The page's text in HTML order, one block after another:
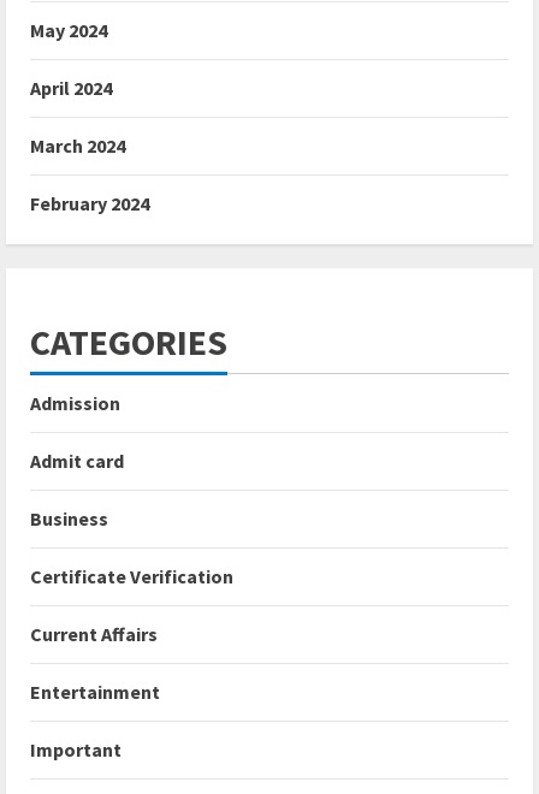
May 2024
April 2024
March 2024
February 2024
CATEGORIES
Admission
Admit card
Business
Certificate Verification
Current Affairs
Entertainment
Important